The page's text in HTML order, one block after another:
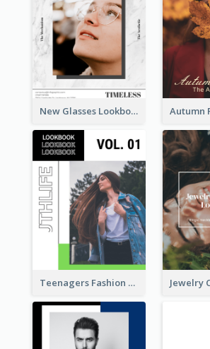
New Glasses Lookbook
Teenagers Fashion Lookbook